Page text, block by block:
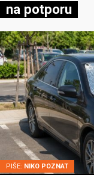
na potporu
PIŠE: NIKO POZNAT